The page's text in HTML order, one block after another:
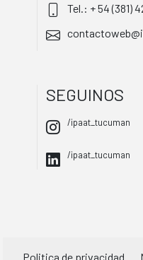
Tel.: + 54 (381)
SEGUINOS
/ipaat_tucuman
/ipaat_tucuman
Politica de privacidad